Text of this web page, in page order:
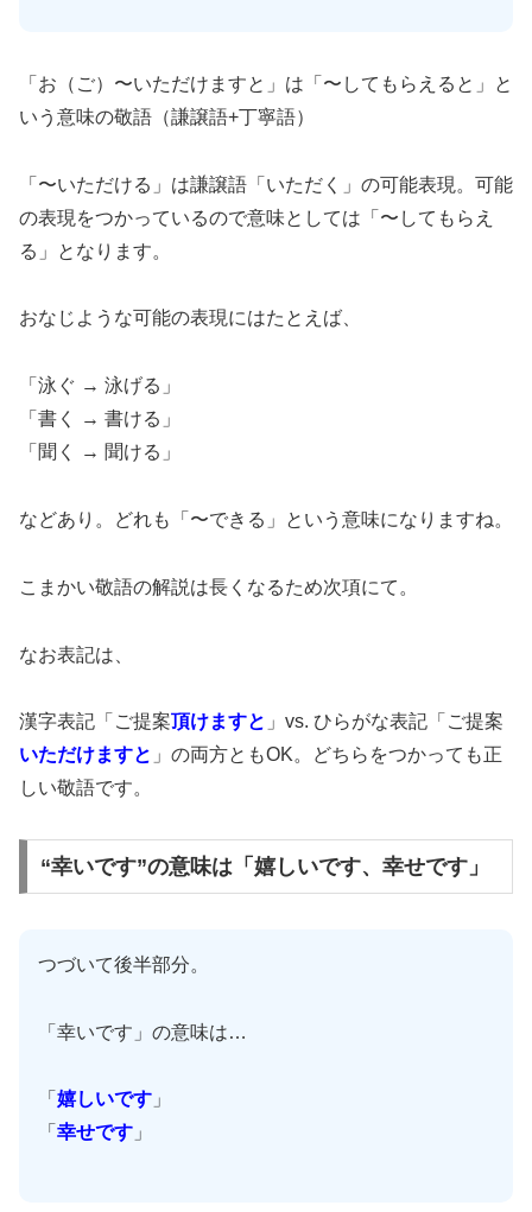
「お（ご）〜いただけますと」は「〜してもらえると」と
いう意味の敬語（謙譲語+丁寧語）
「〜いただける」は謙譲語「いただく」の可能表現。可能
の表現をつかっているので意味としては「〜してもらえ
る」となります。
おなじような可能の表現にはたとえば、
「泳ぐ → 泳げる」
「書く → 書ける」
「聞く → 聞ける」
などあり。どれも「〜できる」という意味になりますね。
こまかい敬語の解説は長くなるため次項にて。
なお表記は、
漢字表記「ご提案頂けますと 」vs. ひらがな表記「ご提案
いただけますと 」の両方ともOK。どちらをつかっても正
しい敬語です。
“幸いです”の意味は「嬉しいです、幸せです」
つづいて後半部分。
「幸いです」の意味は…
「 嬉しいです 」
「 幸せです 」